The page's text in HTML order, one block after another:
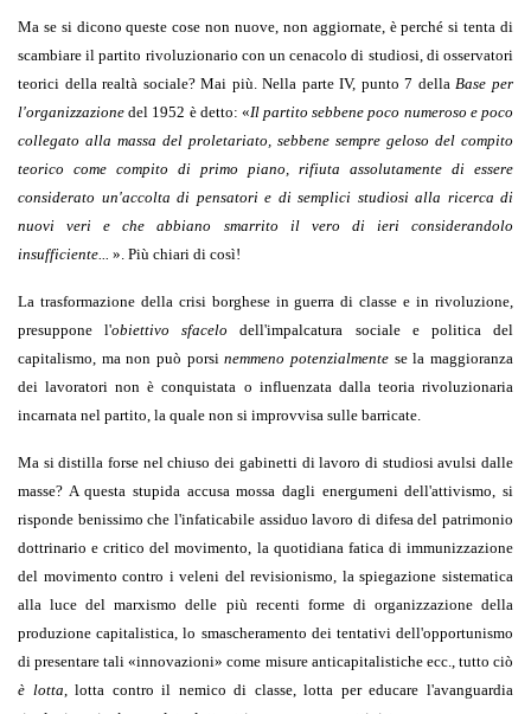
Ma se si dicono queste cose non nuove, non aggiornate, è perché si tenta di
scambiare il partito rivoluzionario con un cenacolo di studiosi, di osservatori
teorici della realtà sociale? Mai più. Nella parte IV, punto 7 dellaBase per
l'organizzazione del 1952 è detto: «Il partito sebbene poco numeroso e poco
collegato alla massa del proletariato, sebbene sempre geloso del compito
teorico come compito di primo piano, rifiuta assolutamente di essere
considerato un'accolta di pensatori e di semplici studiosi alla ricerca di
nuovi veri e che abbiano smarrito il vero di ieri considerandolo
insufficiente... ». Più chiari di così!
La trasformazione della crisi borghese in guerra di classe e in rivoluzione,
presuppone l'obiettivo sfacelo dell'impalcatura sociale e politica del
capitalismo, ma non può porsinemmeno potenzialmente se la maggioranza
dei lavoratori non è conquistata o influenzata dalla teoria rivoluzionaria
incarnata nel partito, la quale non si improvvisa sulle barricate.
Ma si distilla forse nel chiuso dei gabinetti di lavoro di studiosi avulsi dalle
masse? A questa stupida accusa mossa dagli energumeni dell'attivismo, si
risponde benissimo che l'infaticabile assiduo lavoro di difesa del patrimonio
dottrinario e critico del movimento, la quotidiana fatica di immunizzazione
del movimento contro i veleni del revisionismo, la spiegazione sistematica
alla luce del marxismo delle più recenti forme di organizzazione della
produzione capitalistica, lo smascheramento dei tentativi dell'opportunismo
di presentare tali«innovazioni» come misure anticapitalistiche ecc., tutto ciò
è lotta, lotta contro il nemico di classe, lotta per educare l'avanguardia